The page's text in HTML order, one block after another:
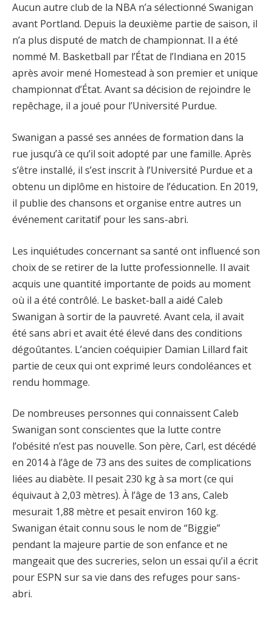
Aucun autre club de la NBA n’a sélectionné Swanigan
avant Portland. Depuis la deuxième partie de saison, il
n’a plus disputé de match de championnat. Il a été
nommé M. Basketball par l’État de l’Indiana en 2015
après avoir mené Homestead à son premier et unique
championnat d’État. Avant sa décision de rejoindre le
repêchage, il a joué pour l’Université Purdue.
Swanigan a passé ses années de formation dans la
rue jusqu’à ce qu’il soit adopté par une famille. Après
s’être installé, il s’est inscrit à l’Université Purdue et a
obtenu un diplôme en histoire de l’éducation. En 2019,
il publie des chansons et organise entre autres un
événement caritatif pour les sans-abri.
Les inquiétudes concernant sa santé ont influencé son
choix de se retirer de la lutte professionnelle. Il avait
acquis une quantité importante de poids au moment
où il a été contrôlé. Le basket-ball a aidé Caleb
Swanigan à sortir de la pauvreté. Avant cela, il avait
été sans abri et avait été élevé dans des conditions
dégoûtantes. L’ancien coéquipier Damian Lillard fait
partie de ceux qui ont exprimé leurs condoléances et
rendu hommage.
De nombreuses personnes qui connaissent Caleb
Swanigan sont conscientes que la lutte contre
l’obésité n’est pas nouvelle. Son père, Carl, est décédé
en 2014 à l’âge de 73 ans des suites de complications
liées au diabète. Il pesait 230 kg à sa mort (ce qui
équivaut à 2,03 mètres). À l’âge de 13 ans, Caleb
mesurait 1,88 mètre et pesait environ 160 kg.
Swanigan était connu sous le nom de “Biggie”
pendant la majeure partie de son enfance et ne
mangeait que des sucreries, selon un essai qu’il a écrit
pour ESPN sur sa vie dans des refuges pour sans-
abri.